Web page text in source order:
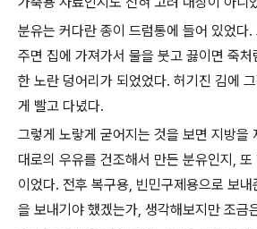
분유는 커다란 종이 드럼통에 들어 있었다
주면 집에 가져가서 물을 붓고 끓이면 죽
한 노란 덩어리가 되었었다. 허기진 김에
게 빨고 다녔다.
그렇게 노랗게 굳어지는 것을 보면 지방을
대로의 우유를 건조해서 만든 분유인지,
이었다. 전후 복구용, 빈민구제용으로 보
을 보내기야 했겠는가, 생각해보지만 조금